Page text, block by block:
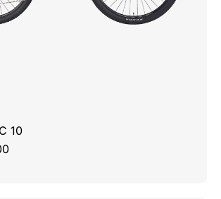
10